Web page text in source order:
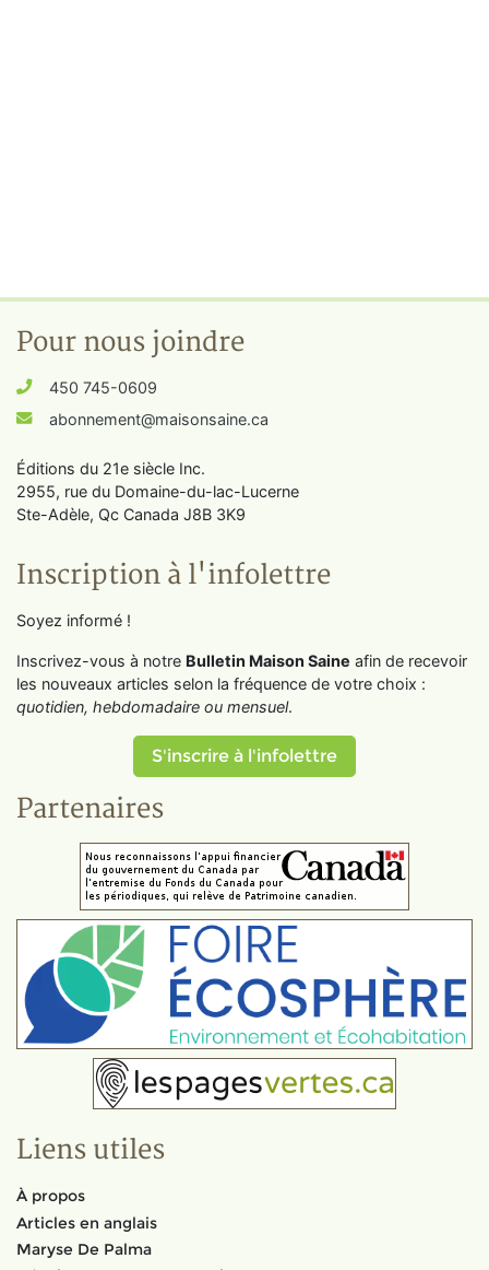
Pour nous joindre
450 745-0609
abonnement@maisonsaine.ca
Éditions du 21e siècle Inc.
2955, rue du Domaine-du-lac-Lucerne
Ste-Adèle, Qc Canada J8B 3K9
Inscription à l'infolettre
Soyez informé !
Inscrivez-vous à notre Bulletin Maison Saine afin de recevoir
les nouveaux articles selon la fréquence de votre choix :
quotidien, hebdomadaire ou mensuel.
S'inscrire à l'infolettre
Partenaires
Liens utiles
À propos
Articles en anglais
Maryse De Palma